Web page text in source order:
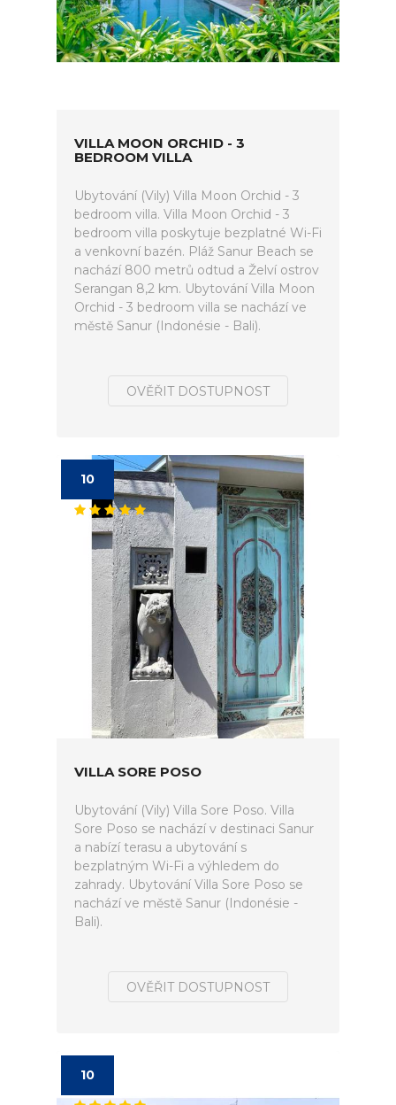
VILLA MOON ORCHID - 3
BEDROOM VILLA
Ubytování (Vily) Villa Moon Orchid - 3
bedroom villa. Villa Moon Orchid - 3
bedroom villa poskytuje bezplatné Wi-Fi
a venkovní bazén. Pláž Sanur Beach se
nachází 800 metrů odtud a Želví ostrov
Serangan 8,2 km. Ubytování Villa Moon
Orchid - 3 bedroom villa se nachází ve
městě Sanur (Indonésie - Bali).
OVĚŘIT DOSTUPNOST
10
VILLA SORE POSO
Ubytování (Vily) Villa Sore Poso. Villa
Sore Poso se nachází v destinaci Sanur
a nabízí terasu a ubytování s
bezplatným Wi-Fi a výhledem do
zahrady. Ubytování Villa Sore Poso se
nachází ve městě Sanur (Indonésie -
Bali).
OVĚŘIT DOSTUPNOST
10